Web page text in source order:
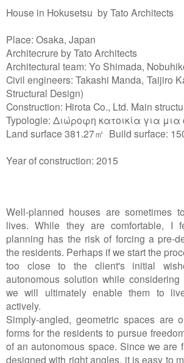
House in Hokusetsu by Tato Architects
Place: Osaka, Japan
Architecrure by Tato Architects
Architectural team: Yo Shimada,
Civil engineers: Takashi Manda, Taijiro
Structural Design)
Construction: Hirota Co., Ltd. Main
Typologie: Διώροφη κατοικία για μια
Land surface 381.27㎡ Build surface:
Year of construction: 2015
Well-planned houses are sometimes
lives. While they are comfortable, I
planning has the risk of forcing a pre-
the residents. Perhaps if we start the
too close to the client's initial
autonomous solution while considering
we will ultimately enable them to
actively.
Simply-angled, geometric spaces are
forms for the residents to pursue
of an autonomous space. Since we are
designed with right angles, it is easy to